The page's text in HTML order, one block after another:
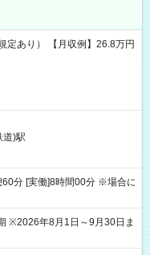
あり） 【月収例】26.8万円
道)駅
60分 [実働]8時間00分 ※場合に
※2026年8月1日～9月30日ま